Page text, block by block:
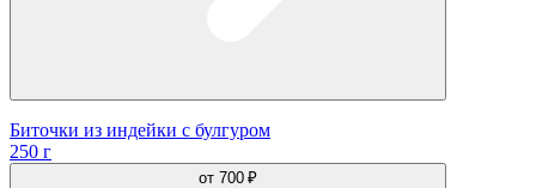
Биточки из индейки с булгуром
250 г
от 700 ₽